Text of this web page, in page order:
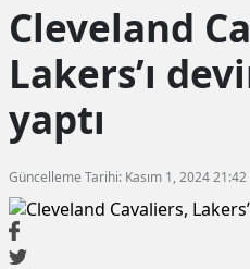
Cleveland
Lakers’ı
yaptı
Güncelleme Tarihi: Kasım 1, 2024 21:42